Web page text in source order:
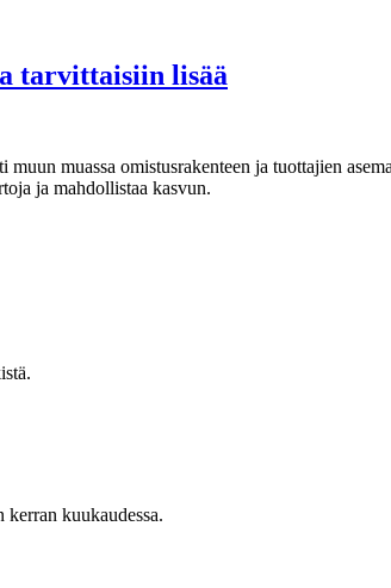
tarvittaisiin lisää
muassa omistusrakenteen ja tuottajien
ja mahdollistaa kasvun.
kuukaudessa.